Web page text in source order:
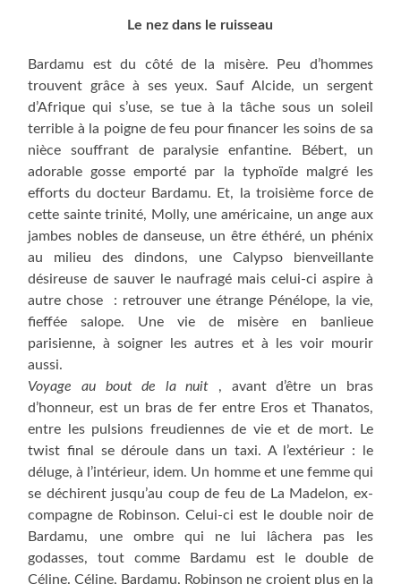
Le nez dans le ruisseau
Bardamu est du côté de la misère. Peu d’hommes
trouvent grâce à ses yeux. Sauf Alcide, un sergent
d’Afrique qui s’use, se tue à la tâche sous un soleil
terrible à la poigne de feu pour financer les soins de sa
nièce souffrant de paralysie enfantine. Bébert, un
adorable gosse emporté par la typhoïde malgré les
efforts du docteur Bardamu. Et, la troisième force de
cette sainte trinité, Molly, une américaine, un ange aux
jambes nobles de danseuse, un être éthéré, un phénix
au milieu des dindons, une Calypso bienveillante
désireuse de sauver le naufragé mais celui-ci aspire à
autre chose : retrouver une étrange Pénélope, la vie,
fieffée salope. Une vie de misère en banlieue
parisienne, à soigner les autres et à les voir mourir
aussi.
Voyage au bout de la nuit , avant d’être un bras
d’honneur, est un bras de fer entre Eros et Thanatos,
entre les pulsions freudiennes de vie et de mort. Le
twist final se déroule dans un taxi. A l’extérieur : le
déluge, à l’intérieur, idem. Un homme et une femme qui
se déchirent jusqu’au coup de feu de La Madelon, ex-
compagne de Robinson. Celui-ci est le double noir de
Bardamu, une ombre qui ne lui lâchera pas les
godasses, tout comme Bardamu est le double de
Céline. Céline, Bardamu, Robinson ne croient plus en la